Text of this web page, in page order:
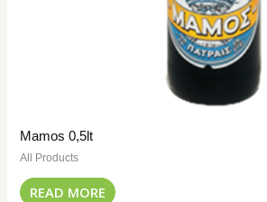
Mamos 0,5lt
All Products
READ MORE